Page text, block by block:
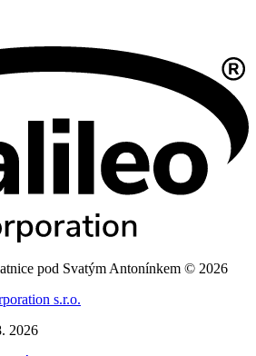
pod Svatým Antonínkem © 2026
s.r.o.
2026